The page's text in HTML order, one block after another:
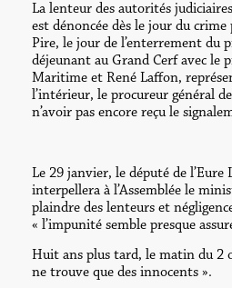
La lenteur des autorités
est dénoncée dès le jour du
Pire, le jour de l’enterrement du
déjeunant au Grand Cerf avec le
Maritime et René Laffon,
l’intérieur, le procureur général
n’avoir pas encore reçu le
Le 29 janvier, le député de l’Eure
interpellera à l’Assemblée le
plaindre des lenteurs et
« l’impunité semble presque
Huit ans plus tard, le matin du 2
ne trouve que des innocents ».